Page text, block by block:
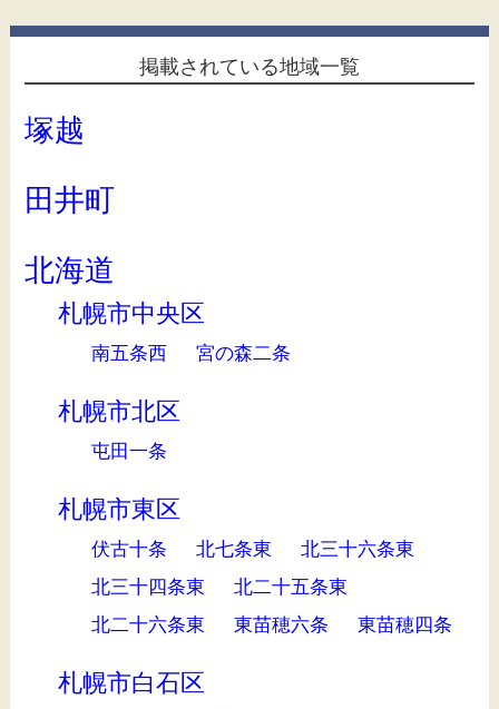
掲載されている地域一覧
塚越
田井町
北海道
札幌市中央区
南五条西 宮の森二条
札幌市北区
屯田一条
札幌市東区
伏古十条 北七条東
北三十六条東
北三十四条東
北二十五条東
北二十六条東
東苗穂六条 東苗穂四条
札幌市白石区